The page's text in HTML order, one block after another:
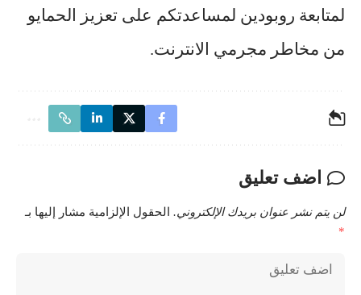
لمتابعة روبودين لمساعدتكم على تعزيز الحمايو
من مخاطر مجرمي الانترنت.
اضف تعليق
لن يتم نشر عنوان بريدك الإلكتروني. الحقول الإلزامية مشار إليها بـ
*